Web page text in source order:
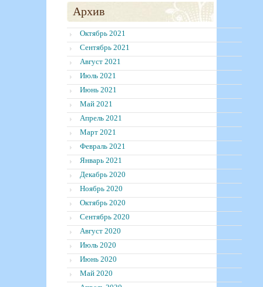
Архив
Октябрь 2021
Сентябрь 2021
Август 2021
Июль 2021
Июнь 2021
Май 2021
Апрель 2021
Март 2021
Февраль 2021
Январь 2021
Декабрь 2020
Ноябрь 2020
Октябрь 2020
Сентябрь 2020
Август 2020
Июль 2020
Июнь 2020
Май 2020